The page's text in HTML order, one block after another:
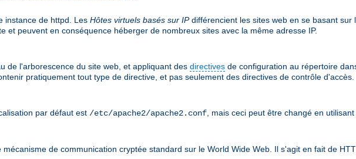
instance de httpd. Les Hôtes virtuels basés sur IPdifférencient les sites web en se basant sur
et peuvent en conséquence héberger de nombreux sites avec la même adresse IP.
de l'arborescence du site web, et appliquant des directives de configuration au répertoire
pratiquement tout type de directive, et pas seulement des directives de contrôle d'accès.
par défaut est /etc/apache2/apache2.conf , mais ceci peut être changé en
de communication cryptée standard sur le World Wide Web. Il s'agit en fait de